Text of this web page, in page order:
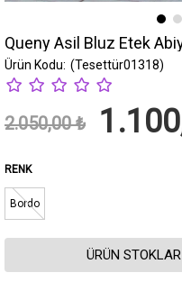
Queny Asil Bluz Etek
(Tesettür01318)
2.050,00 ₺
RENK
Bordo
ÜRÜN